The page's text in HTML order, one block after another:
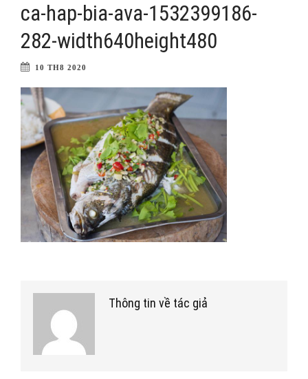
ca-hap-bia-ava-1532399186-
282-width640height480
10 TH8 2020
Thông tin về tác giả